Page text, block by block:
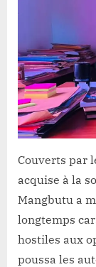
Couverts par
acquise à la
Mangbutu a
longtemps
hostiles aux
poussa les